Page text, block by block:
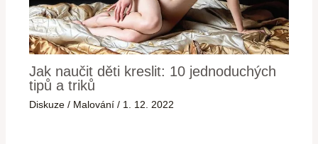
Jak naučit děti kreslit: 10 jednoduchých
tipů a triků
Diskuze / Malování / 1. 12. 2022